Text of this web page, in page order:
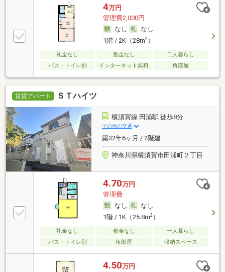
4万円
管理費2,000円
なし
なし
1階 / 2K（28m2）
礼金なし 敷金なし
二人暮らし
バス・トイレ別
インターネット無料 角部屋
賃貸アパート ＳＴハイツ
横須賀線 田浦駅 徒歩8分
その他の交通
築32年6ヶ月 / 2階建
神奈川県横須賀市田浦町２丁目
4.70万円
管理費-
なし
なし
1階 / 1K（25.8m2）
礼金なし 敷金なし
一人暮らし
バス・トイレ別
角部屋 収納スペース
4.50万円